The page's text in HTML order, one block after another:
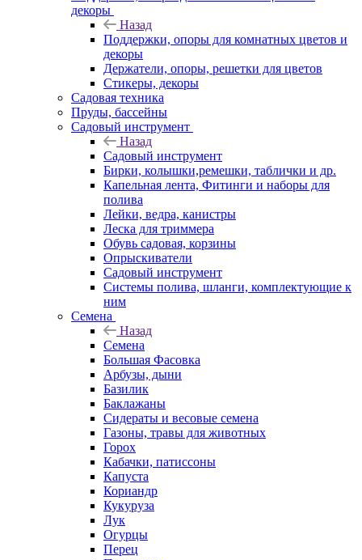
декоры
Назад
Поддержки, опоры для комнатных цветов и
декоры
Держатели, опоры, решетки для цветов
Стикеры, декоры
Садовая техника
Пруды, бассейны
Садовый инструмент
Назад
Садовый инструмент
Бирки, колышки,ремешки, таблички и др.
Капельная лента, Фитинги и наборы для
полива
Лейки, ведра, канистры
Леска для триммера
Обувь садовая, корзины
Опрыскиватели
Садовый инструмент
Системы полива, шланги, комплектующие к
ним
Семена
Назад
Семена
Большая Фасовка
Арбузы, дыни
Базилик
Баклажаны
Сидераты и весовые семена
Газоны, травы для животных
Горох
Кабачки, патиссоны
Капуста
Кориандр
Кукуруза
Лук
Огурцы
Перец